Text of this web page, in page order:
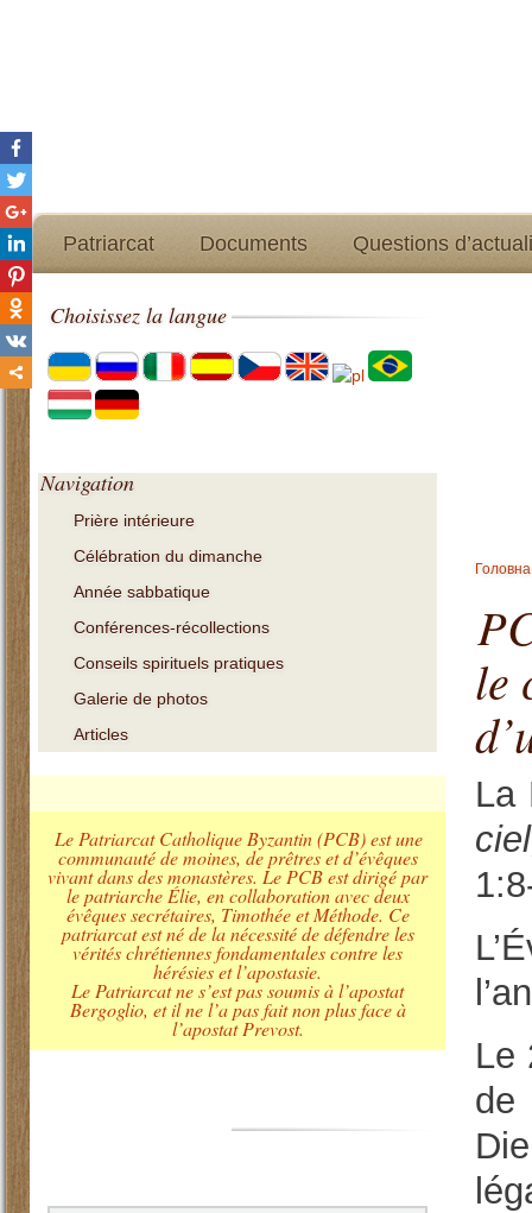
Patriarcat Documents Questions
Головна
le
La
Le
de
Choisissez la langue
Navigation
Prière intérieure
Célébration du dimanche
Année sabbatique
Conférences-récollections
Conseils spirituels pratiques
Galerie de photos
Articles
Le Patriarcat Catholique Byzantin (PCB) est une
communauté de moines, de prêtres et d’évêques
vivant dans des monastères. Le PCB est dirigé par
le patriarche Élie, en collaboration avec deux
évêques secrétaires, Timothée et Méthode. Ce
patriarcat est né de la nécessité de défendre les
vérités chrétiennes fondamentales contre les
hérésies et l’apostasie.
Le Patriarcat ne s’est pas soumis à l’apostat
Bergoglio, et il ne l’a pas fait non plus face à
l’apostat Prevost.